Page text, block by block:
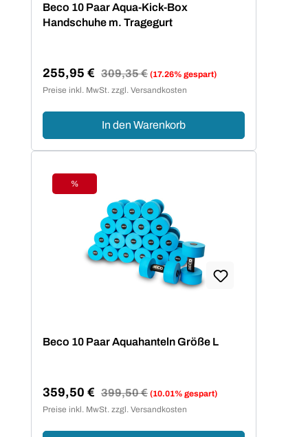
Beco 10 Paar Aqua-Kick-Box
Handschuhe m. Tragegurt
Verkaufspreis:
255,95 € Regulärer Preis:
309,35 € (17.26% gespart)
Preise inkl. MwSt. zzgl. Versandkosten
In den Warenkorb
Rabatt
%
Beco 10 Paar Aquahanteln Größe L
Verkaufspreis:
359,50 € Regulärer Preis:
399,50 € (10.01% gespart)
Preise inkl. MwSt. zzgl. Versandkosten